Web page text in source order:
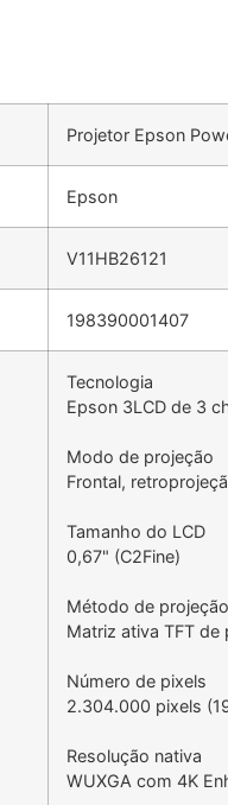
Projetor Epson
Epson
V11HB26121
198390001407
Tecnologia
Epson 3LCD de 3
Modo de projeção
Frontal,
Tamanho do LCD
0,67" (C2Fine)
Método de projeção
Matriz ativa TFT de
Número de pixels
2.304.000 pixels
Resolução nativa
WUXGA com 4K